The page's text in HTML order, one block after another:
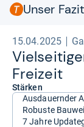
Unser Fazit
15.04.2025
Frei­zeit
Stärken
Ausdauernder
Robuste
7 Jahre